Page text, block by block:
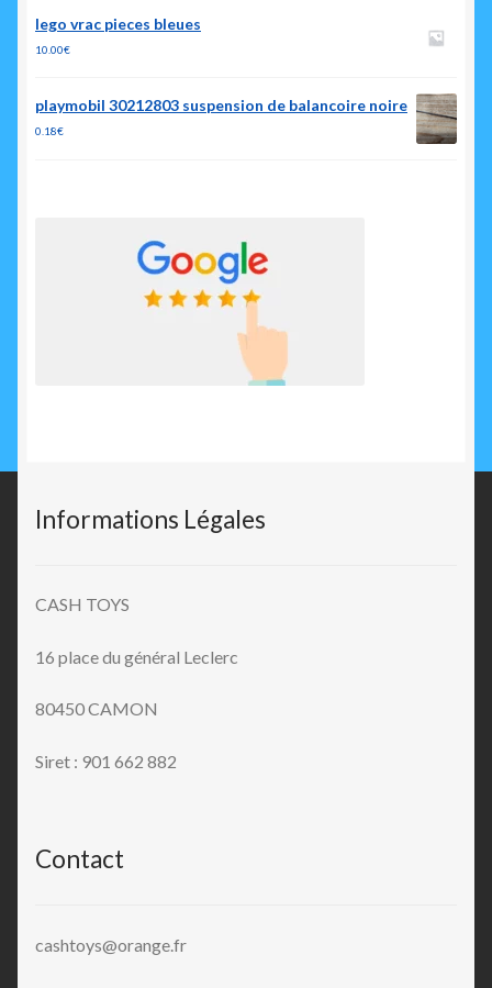
lego vrac pieces bleues
10.00€
playmobil 30212803 suspension de balancoire noire
0.18€
Informations Légales
CASH TOYS
16 place du général Leclerc
80450 CAMON
Siret : 901 662 882
Contact
cashtoys@orange.fr